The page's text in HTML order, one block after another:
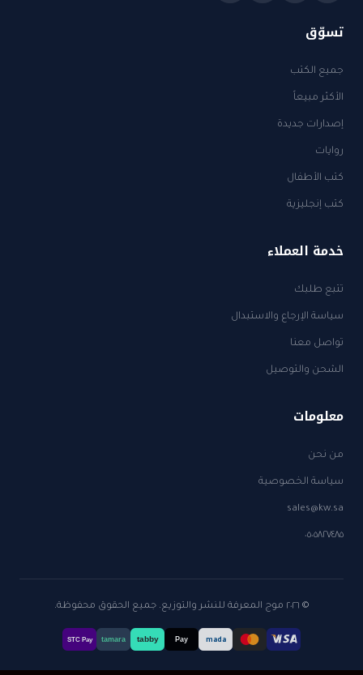
تسوّق
جميع الكتب
الأكثر مبيعاً
إصدارات جديدة
روايات
كتب الأطفال
كتب إنجليزية
خدمة العملاء
تتبع طلبك
سياسة الإرجاع والاستبدال
تواصل معنا
الشحن والتوصيل
معلومات
من نحن
سياسة الخصوصية
sales@kw.sa
٠٥٠٥٨٢٧٤٨٥
© ٢٠٢٦ موج المعرفة للنشر والتوزيع. جميع الحقوق محفوظة.
mada
Pay
tabby
tamara
STC Pay